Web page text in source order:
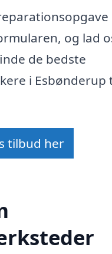
og lad
de bedste
i Esbønderup
tilbud her